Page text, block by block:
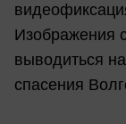
Изображения
выводиться
спасения